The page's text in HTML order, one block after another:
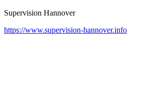
Supervision Hannover
https://www.supervision-hannover.info